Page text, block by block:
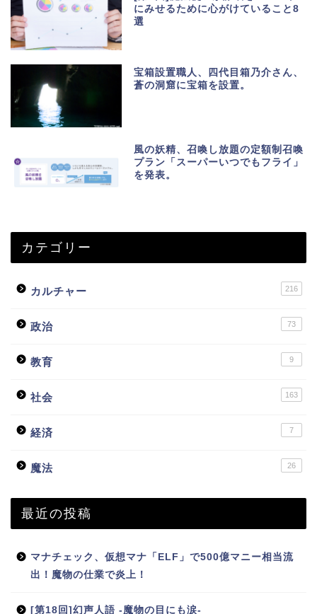
にみせるために心がけていること8
選
宝箱設置職人、四代目箱乃介さん、
蒼の洞窟に宝箱を設置。
風の妖精、召喚し放題の定額制召喚
プラン「スーパーいつでもフライ」
を発表。
カテゴリー
カルチャー 216
政治 73
教育 9
社会 163
経済 7
魔法 26
最近の投稿
マナチェック、仮想マナ「ELF」で500億マニー相当流
出！魔物の仕業で炎上！
[第18回]幻声人語 -魔物の目にも涙-